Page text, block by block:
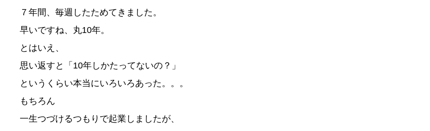
７年間、毎週したためてきました。
早いですね、丸10年。
とはいえ、
思い返すと「10年しかたってないの？」
というくらい本当にいろいろあった。。。
もちろん
一生つづけるつもりで起業しましたが、